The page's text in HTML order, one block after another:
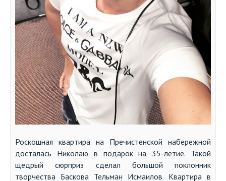
Роскошная квартира на Пречистенской набережной
досталась Николаю в подарок на 35-летие. Такой
щедрый сюрприз сделал большой поклонник
творчества Баскова Тельман Исмаилов. Квартира в